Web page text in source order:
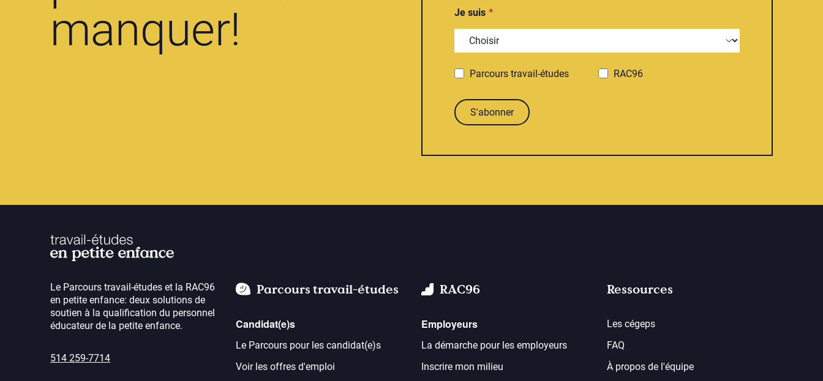
manquer!
Je suis
Parcours travail-études RAC96
S'abonner
Le Parcours travail-études et la RAC96
en petite enfance: deux solutions de
soutien à la qualification du personnel
éducateur de la petite enfance.
514 259-7714
Parcours travail-études
Candidat(e)s
Le Parcours pour les candidat(e)s
Voir les offres d'emploi
RAC96
Employeurs
La démarche pour les employeurs
Inscrire mon milieu
Ressources
Les cégeps
FAQ
À propos de l'équipe